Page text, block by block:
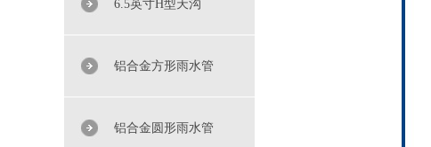
6.5英寸H型天沟
铝合金方形雨水管
铝合金圆形雨水管